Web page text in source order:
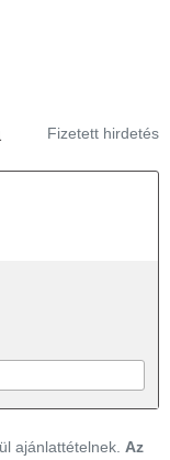
Fizetett hirdetés
ajánlattételnek. Az